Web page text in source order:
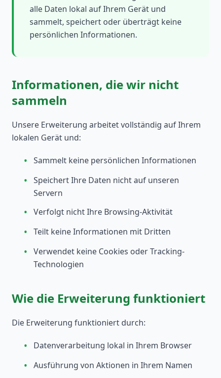
alle Daten lokal auf Ihrem Gerät und
sammelt, speichert oder überträgt keine
persönlichen Informationen.
Informationen, die wir nicht
sammeln
Unsere Erweiterung arbeitet vollständig auf Ihrem
lokalen Gerät und:
• Sammelt keine persönlichen Informationen
•
Speichert Ihre Daten nicht auf unseren
Servern
• Verfolgt nicht Ihre Browsing-Aktivität
• Teilt keine Informationen mit Dritten
•
Verwendet keine Cookies oder Tracking-
Technologien
Wie die Erweiterung funktioniert
Die Erweiterung funktioniert durch:
• Datenverarbeitung lokal in Ihrem Browser
• Ausführung von Aktionen in Ihrem Namen